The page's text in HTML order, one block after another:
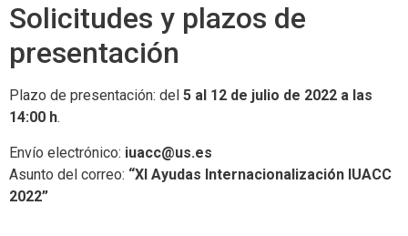
Solicitudes y plazos de
presentación
Plazo de presentación: del 5 al 12 de julio de 2022 a las
14:00 h.
Envío electrónico: iuacc@us.es
Asunto del correo: “XI Ayudas Internacionalización IUACC
2022”